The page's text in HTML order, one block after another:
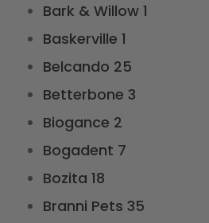
Bark & Willow 1
Baskerville 1
Belcando 25
Betterbone 3
Biogance 2
Bogadent 7
Bozita 18
Branni Pets 35